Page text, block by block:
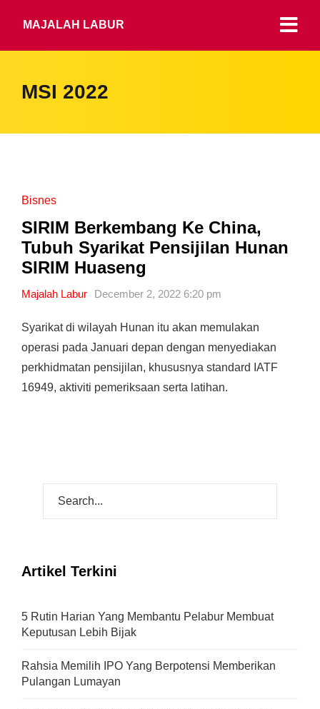
MAJALAH LABUR
MSI 2022
Bisnes
SIRIM Berkembang Ke China,
Tubuh Syarikat Pensijilan Hunan
SIRIM Huaseng
Majalah Labur December 2, 2022 6:20 pm
Syarikat di wilayah Hunan itu akan memulakan
operasi pada Januari depan dengan menyediakan
perkhidmatan pensijilan, khususnya standard IATF
16949, aktiviti pemeriksaan serta latihan.
Artikel Terkini
5 Rutin Harian Yang Membantu Pelabur Membuat
Keputusan Lebih Bijak
Rahsia Memilih IPO Yang Berpotensi Memberikan
Pulangan Lumayan